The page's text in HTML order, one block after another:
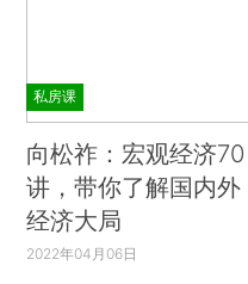
私房课
向松祚：宏观经济70
讲，带你了解国内外
经济大局
2022年04月06日